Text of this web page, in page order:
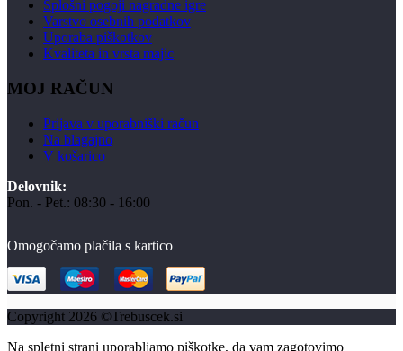
Splošni pogoji nagradne igre
Varstvo osebnih podatkov
Uporaba piškotkov
Kvaliteta in vrsta majic
MOJ RAČUN
Prijava v uporabniški račun
Na blagajno
V košarico
Delovnik:
Pon. - Pet.: 08:30 - 16:00
Omogočamo plačila s kartico
Copyright 2026 ©Trebuscek.si
Na spletni strani uporabljamo piškotke, da vam zagotovimo